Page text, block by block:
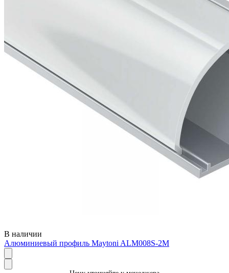
В наличии
Алюминиевый профиль Maytoni ALM008S-2M